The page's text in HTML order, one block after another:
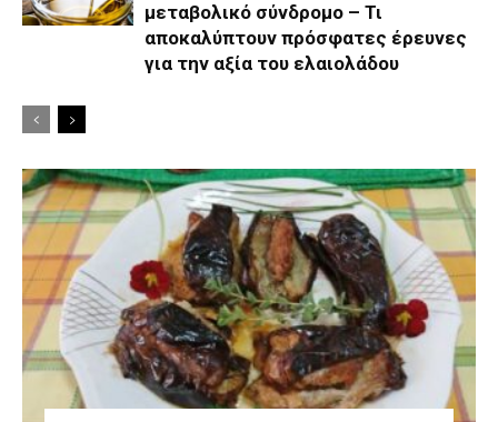
μεταβολικό σύνδρομο – Τι
αποκαλύπτουν πρόσφατες έρευνες
για την αξία του ελαιολάδου